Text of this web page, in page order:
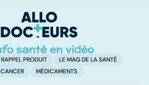
d'autonomie
RAPPEL PRODUIT
LE MAG DE LA SANTÉ
CANCER
MÉDICAMENTS